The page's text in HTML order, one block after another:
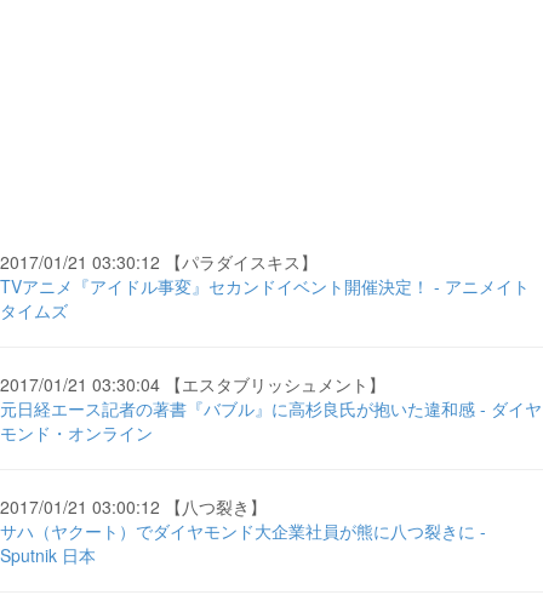
2017/01/21 03:30:12 【パラダイスキス】
TVアニメ『アイドル事変』セカンドイベント開催決定！ - アニメイト
タイムズ
2017/01/21 03:30:04 【エスタブリッシュメント】
元日経エース記者の著書『バブル』に高杉良氏が抱いた違和感 - ダイヤ
モンド・オンライン
2017/01/21 03:00:12 【八つ裂き】
サハ（ヤクート）でダイヤモンド大企業社員が熊に八つ裂きに -
Sputnik 日本